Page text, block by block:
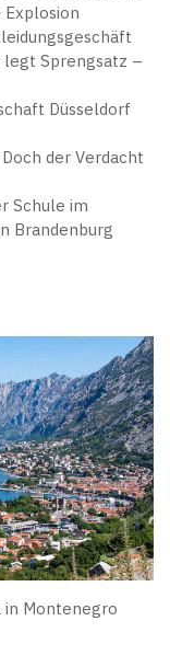
legt Sprengsatz –
Düsseldorf
der Verdacht
Schule im
Brandenburg
in Montenegro